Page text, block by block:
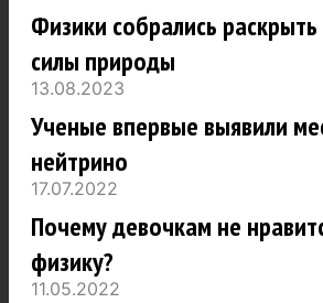
Физики собрались
силы природы
13.08.2023
Ученые впервые выявили
нейтрино
17.07.2022
Почему девочкам не
физику?
11.05.2022